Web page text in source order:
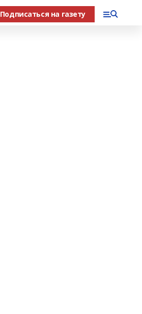
Подписаться на газету